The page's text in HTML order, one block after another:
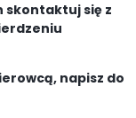
skontaktuj się z
napisz do